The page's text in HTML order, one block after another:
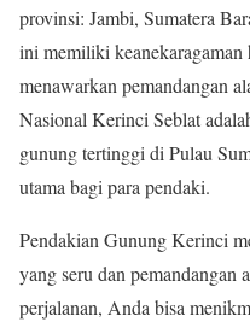
provinsi: Jambi, Sumatera
ini memiliki keanekaragaman
menawarkan pemandangan
Nasional Kerinci Seblat
gunung tertinggi di Pulau
utama bagi para pendaki.
Pendakian Gunung Kerinci
yang seru dan pemandangan
perjalanan, Anda bisa